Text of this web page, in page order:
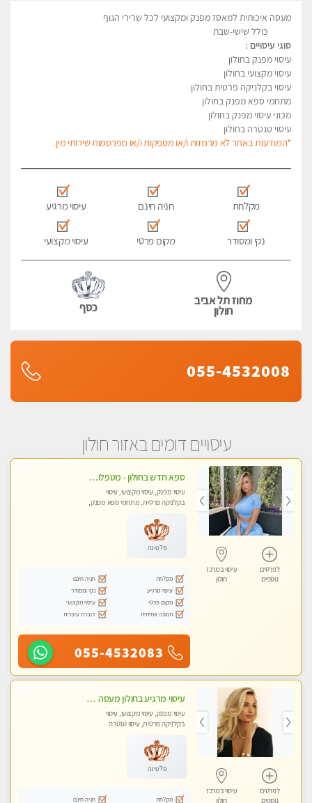
מעסה איכותית למאסז מפנק ומקצועי לכל שרירי הגוף
כולל שישי-שבת
סוגי עיסויים :
עיסוי מפנק בחולון
עיסוי מקצועי בחולון
עיסוי בקלניקה פרטית בחולון
מתחמי ספא מפנק בחולון
מכוני עיסוי מפנק בחולון
עיסוי טנטרה בחולון
*המודעות באתר לא מרמזות ו/או מספקות ו/או מפרסמות שירותי מין.
מקלחת חניה חינם עיסוי מרגיע
נקי ומסודר מקום פרטי עיסוי מקצועי
מחוז תל אביב
חולון כסף
055-4532008
עיסויים דומים באזור חולון
לפרטים
נוספים
עיסוי במרכז
חולון
ספא חדש בחולון - מטפלות מקצועיות ברמה גבוהה מומלץ מאוד !!! . . highly recommended..new in the city -אין פרטים נוספים במקום -ללא מין !!ממתינה לך שתגיע
עיסוי מפנק, עיסוי מקצועי, עיסוי
בקלניקה פרטית, מתחמי ספא מפנק,
פלטינה
מקלחת
חניה חינם
עיסוי מרגיע
נקי ומסודר
מקום פרטי
עיסוי מקצועי
תמונה אמיתית
דוברת עיברית
055-4532083
לפרטים
נוספים
עיסוי במרכז
חולון
עיסוי מרגיע בחולון מעסה מקצועית באנרגיה טובה עיסוי מדהים .... ללא מין !
עיסוי מפנק, עיסוי מקצועי, עיסוי
בקלניקה פרטית, עיסוי טנטרה
פלטינה
מקלחת
חניה חינם